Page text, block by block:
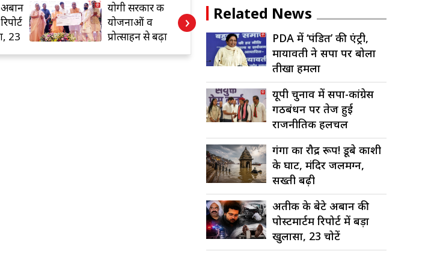
23
योगी सरकार की
योजनाओं व
प्रोत्साहन से बढ़ा
बुनकरों का भरोसा
रामाशीष राय ने
छोड़ी RLD, जयंत
चौधरी को भेजा
इस्तीफा पत्र
› Related News
PDA में ‘पंडित’ की एंट्री,
मायावती ने सपा पर बोला
तीखा हमला
यूपी चुनाव में सपा-कांग्रेस
गठबंधन पर तेज हुई
राजनीतिक हलचल
गंगा का रौद्र रूप! डूबे काशी
के घाट, मंदिर जलमग्न,
सख्ती बढ़ी
अतीक के बेटे अबान की
पोस्टमार्टम रिपोर्ट में बड़ा
खुलासा, 23 चोटें